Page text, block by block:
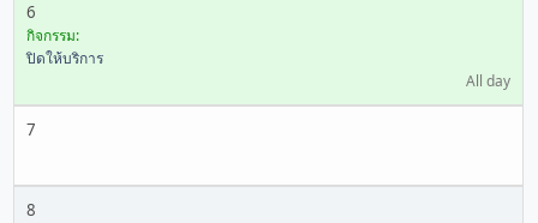
6
กิจกรรม:
ปิดให้บริการ
All day
7
8